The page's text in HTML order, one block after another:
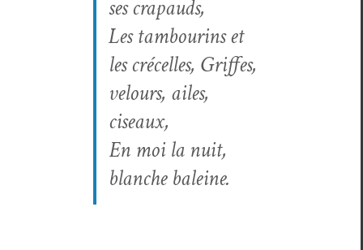
ses crapauds,
Les tam­bourins et
les cré­celles, Griffes,
velours, ailes,
ciseaux,
En moi la nuit,
blanche baleine.